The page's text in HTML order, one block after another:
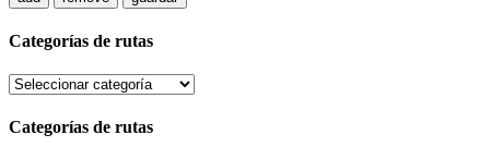
Categorías de rutas
Categorías de rutas